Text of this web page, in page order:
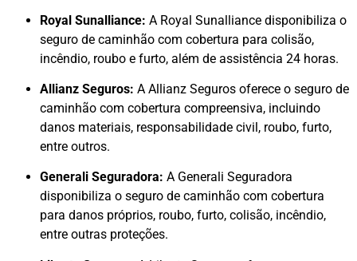
Royal Sunalliance: A Royal Sunalliance disponibiliza o
seguro de caminhão com cobertura para colisão,
incêndio, roubo e furto, além de assistência 24 horas.
Allianz Seguros: A Allianz Seguros oferece o seguro de
caminhão com cobertura compreensiva, incluindo
danos materiais, responsabilidade civil, roubo, furto,
entre outros.
Generali Seguradora: A Generali Seguradora
disponibiliza o seguro de caminhão com cobertura
para danos próprios, roubo, furto, colisão, incêndio,
entre outras proteções.